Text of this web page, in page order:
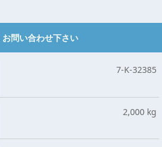
お問い合わせ下さい
7-K-32385
2,000 kg